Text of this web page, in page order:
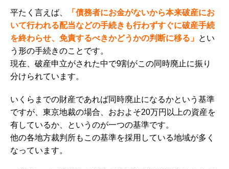
平たく言えば、
「債務者にお金がないから本来破産にお
いて行われる配当などの手続きも行わずすぐに破産手続
を終わらせ、免責するべきかどうかの判断に移る」 とい
う形の手続きのことです。
現在、破産申立がされた中で9割がこの同時廃止に振り
分けられています。
いくらまでの財産であれば同時廃止になるかという基準
ですが、東京地裁の場合、おおよそ20万円以上の資産を
有しているか、というのが一つの基準です。
他の各地方裁判所もこの基準を採用している地域が多く
なっています。